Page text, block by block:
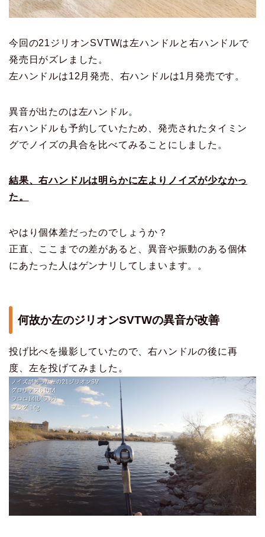
今回の21ジリオンSVTWは左ハンドルと右ハンドルで
発売日がズレました。
左ハンドルは12月発売、右ハンドルは1月発売です。
異音が出たのは左ハンドル。
右ハンドルも予約していたため、発売されたタイミン
グでノイズの具合を比べてみることにしました。
結果、右ハンドルは明らかに左よりノイズが少なかっ
た。
やはり個体差だったのでしょうか？
正直、ここまでの差があると、異音や振動のある個体
にあたった人はゲンナリしてしまいます。。
何故か左のジリオンSVTWの異音が改善
投げ比べを撮影していたので、右ハンドルの後に再
度、左を投げてみました。